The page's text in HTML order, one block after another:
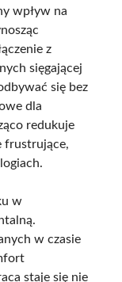
wpływ na
z
sięgającej
się bez
dla
redukuje
frustrujące,
w
w czasie
staje się nie